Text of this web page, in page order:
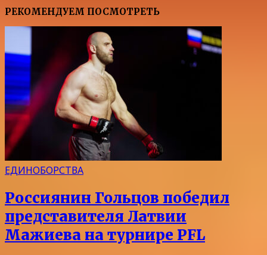
РЕКОМЕНДУЕМ ПОСМОТРЕТЬ
ЕДИНОБОРСТВА
Россиянин Гольцов победил
представителя Латвии
Мажиева на турнире PFL